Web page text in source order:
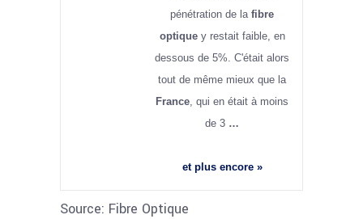
pénétration de la fibre
optiquey restait faible, en
dessous de 5%. C'était alors
tout de même mieux que la
France, qui en était à moins
de 3 …
et plus encore »
Source: Fibre Optique